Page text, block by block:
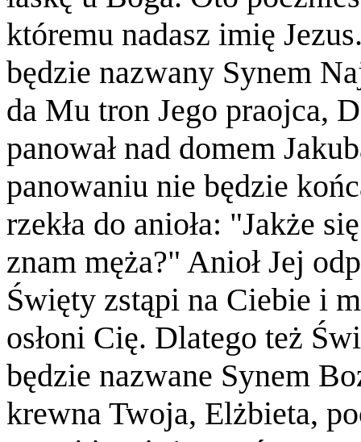
któremu nadasz imię
będzie nazwany Synem
da Mu tron Jego praojca,
panował nad domem
panowaniu nie będzie
rzekła do anioła: "Jakże
znam męża?" Anioł Jej
Święty zstąpi na Ciebie i
osłoni Cię. Dlatego też
będzie nazwane Synem
krewna Twoja, Elżbieta,